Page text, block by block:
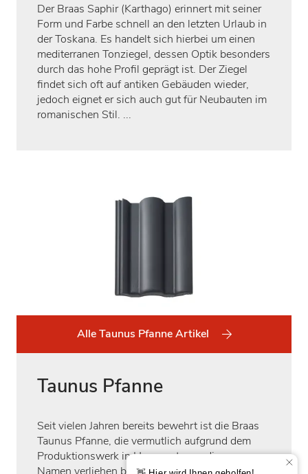
Der Braas Saphir (Karthago) erinnert mit seiner
Form und Farbe schnell an den letzten Urlaub in
der Toskana. Es handelt sich hierbei um einen
mediterranen Tonziegel, dessen Optik besonders
durch das hohe Profil geprägt ist. Der Ziegel
findet sich oft auf antiken Gebäuden wieder,
jedoch eignet er sich auch gut für Neubauten im
romanischen Stil. ...
Alle Taunus Pfanne Artikel
Taunus Pfanne
Seit vielen Jahren bereits bewehrt ist die Braas
Taunus Pfanne, die vermutlich aufgrund dem
Produktionswerk in Heusenstamm diesen